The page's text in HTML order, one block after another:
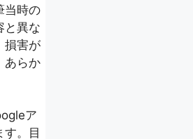
当時の
と異な
損害が
あらか
ア
す。目